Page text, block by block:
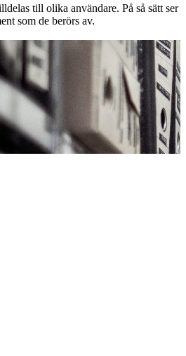
till olika användare. På så sätt ser
som de berörs av.